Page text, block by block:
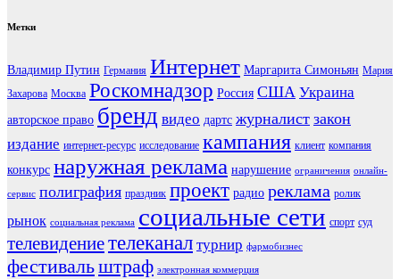
Метки
Владимир Путин Германия Интернет Маргарита Симоньян Мария
Захарова Москва Роскомнадзор Россия США Украина
авторское право бренд видео дартс журналист закон
издание интернет-ресурс исследование кампания клиент компания
конкурс наружная реклама нарушение ограничения онлайн-
сервис полиграфия праздник проект радио реклама ролик
рынок социальная реклама социальные сети спорт суд
телевидениетелеканал турнир фармобизнес
фестивальштраф электронная коммерция